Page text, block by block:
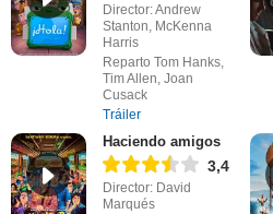
Director: Andrew
Stanton, McKenna
Harris
Reparto Tom Hanks,
Tim Allen, Joan
Cusack
Tráiler
Haciendo amigos
3,4
Director: David
Marqués